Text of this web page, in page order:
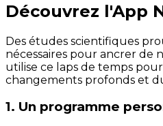
Découvrez l'App
Des études scientifiques
nécessaires pour ancrer de
utilise ce laps de temps
changements profonds et
1. Un programme